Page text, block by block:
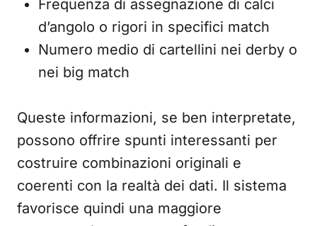
Frequenza di assegnazione di calci
d’angolo o rigori in specifici match
Numero medio di cartellini nei derby o
nei big match
Queste informazioni, se ben interpretate,
possono offrire spunti interessanti per
costruire combinazioni originali e
coerenti con la realtà dei dati. Il sistema
favorisce quindi una maggiore